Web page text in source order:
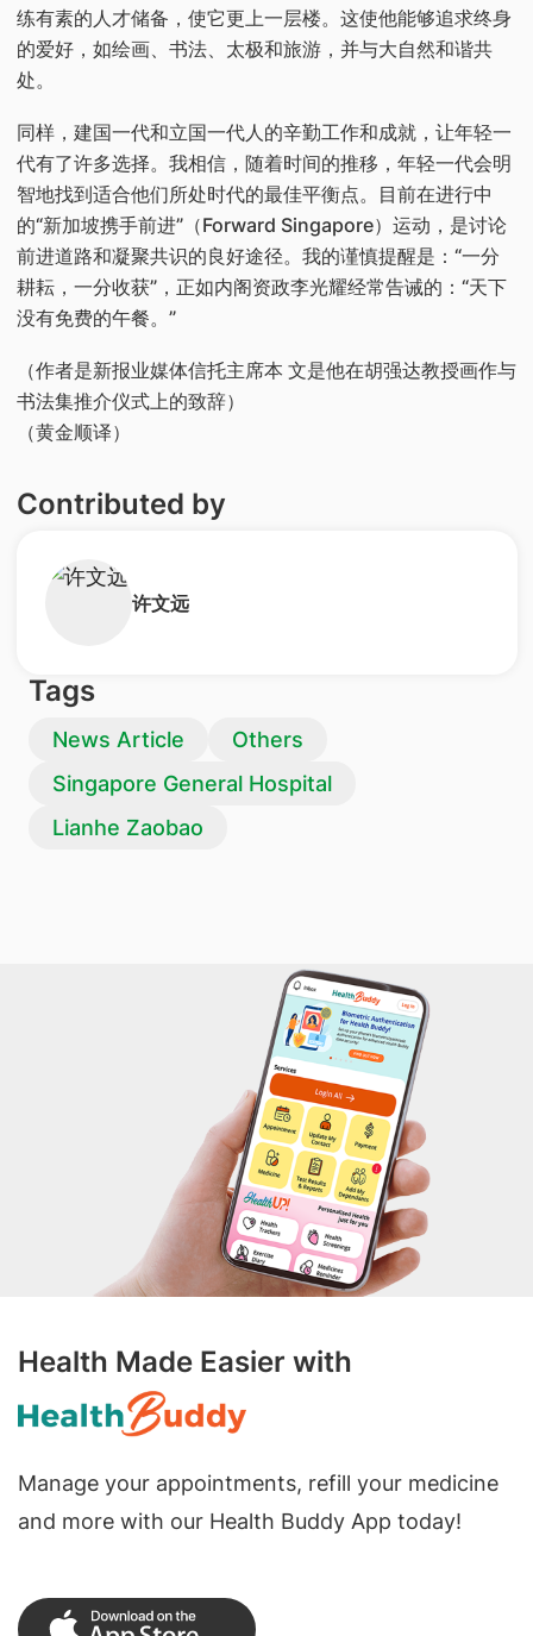
练有素的人才储备，使它更上一层楼。这使他能够追求终身
的爱好，如绘画、书法、太极和旅游，并与大自然和谐共
处。
同样，建国一代和立国一代人的辛勤工作和成就，让年轻一
代有了许多选择。我相信，随着时间的推移，年轻一代会明
智地找到适合他们所处时代的最佳平衡点。目前在进行中
的“新加坡携手前进”（Forward Singapore）运动，是讨论
前进道路和凝聚共识的良好途径。我的谨慎提醒是：“一分
耕耘，一分收获”，正如内阁资政李光耀经常告诫的：“天下
没有免费的午餐。”
（作者是新报业媒体信托主席本 文是他在胡强达教授画作与
书法集推介仪式上的致辞）
（黄金顺译）
Contributed by
​许文远
Tags
News Article
Others
Singapore General Hospital
Lianhe Zaobao
Health Made Easier with
Manage your appointments, refill your medicine
and more with our Health Buddy App today!